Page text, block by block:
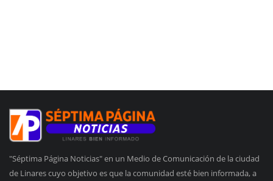
"Séptima Página Noticias" en un Medio de Comunicación de la ciudad
de Linares cuyo objetivo es que la comunidad esté bien informada, a